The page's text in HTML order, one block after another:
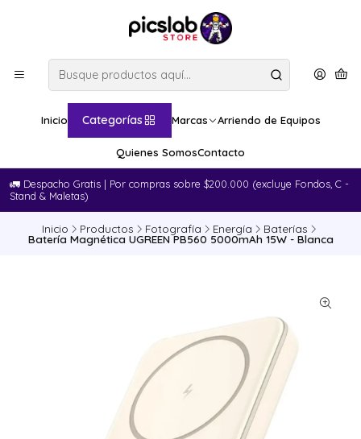
Inicio Categorías Marcas Arriendo de Equipos
Quienes SomosContacto
🚛​ Despacho Gratis | Por compras sobre $200.000 (excluye Fondos, C -
Stand & Maletas)
Inicio Productos Fotografía Energía Baterías
Batería Magnética UGREEN PB560 5000mAh 15W - Blanca